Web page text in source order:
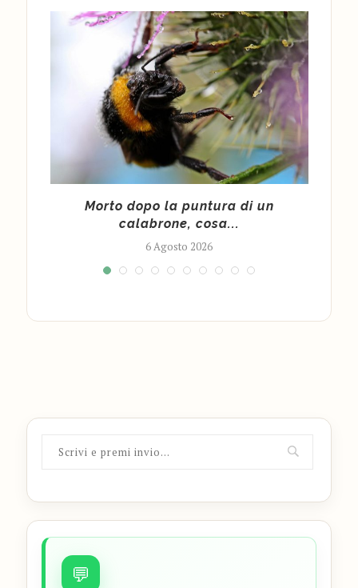
Morto dopo la puntura di un
calabrone, cosa...
6 Agosto 2026
💬